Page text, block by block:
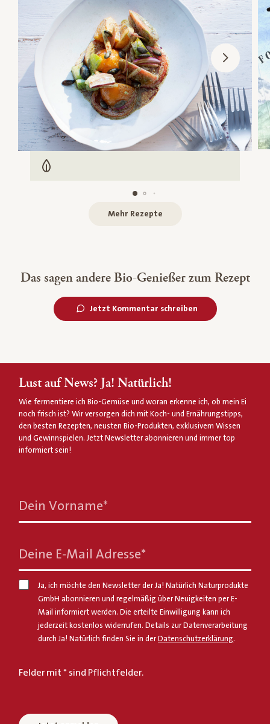
Vegetarisch
Mehr Rezepte
Das sagen andere Bio-Genießer zum Rezept
Jetzt Kommentar schreiben
Lust auf News? Ja! Natürlich!
Wie fermentiere ich Bio-Gemüse und woran erkenne ich, ob mein Ei
noch frisch ist? Wir versorgen dich mit Koch- und Ernährungstipps,
den besten Rezepten, neusten Bio-Produkten, exklusivem Wissen
und Gewinnspielen. Jetzt Newsletter abonnieren und immer top
informiert sein!
Dein Vorname*
Deine E-Mail Adresse*
Ja, ich möchte den Newsletter der Ja! Natürlich Naturprodukte
GmbH abonnieren und regelmäßig über Neuigkeiten per E-
Mail informiert werden. Die erteilte Einwilligung kann ich
jederzeit kostenlos widerrufen. Details zur Datenverarbeitung
durch Ja! Natürlich finden Sie in derDatenschutzerklärung.
Felder mit * sind Pflichtfelder.